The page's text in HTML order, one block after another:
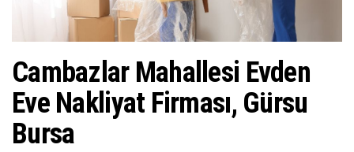
Cambazlar Mahallesi Evden
Eve Nakliyat Firması, Gürsu
Bursa